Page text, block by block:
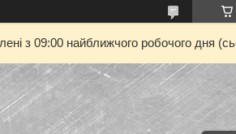
з 09:00 найближчого робочого дня